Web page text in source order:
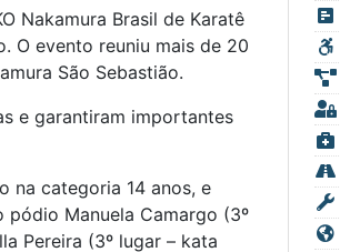
Nakamura Brasil de Karatê
O evento reuniu mais de 20
São Sebastião.
e garantiram importantes
na categoria 14 anos, e
pódio Manuela Camargo (3º
Pereira (3º lugar – kata